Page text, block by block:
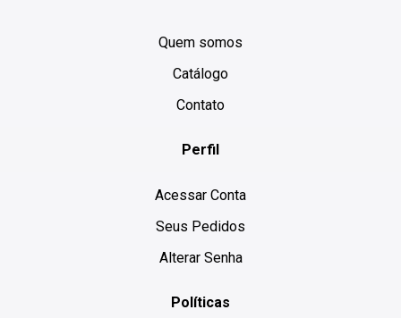
Quem somos
Catálogo
Contato
Perfil
Acessar Conta
Seus Pedidos
Alterar Senha
Políticas